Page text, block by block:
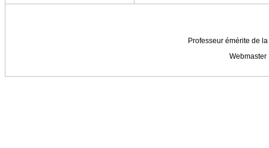
Professeur émérite de
Webmaster